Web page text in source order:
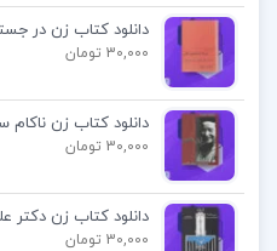
در زمینه مدیریت و رهبری
مطالعه ساده و روان: زبان
مفاهیم پیچیده را به
تمرین‌های عملی: شامل
برای تقویت مهارت‌های رهبری.
دانلود کتاب زن در
30,000 تومان
دانلود کتاب زن ناکام
30,000 تومان
دانلود کتاب زن دکتر
30,000 تومان